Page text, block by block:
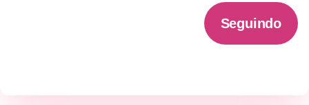
Seguindo